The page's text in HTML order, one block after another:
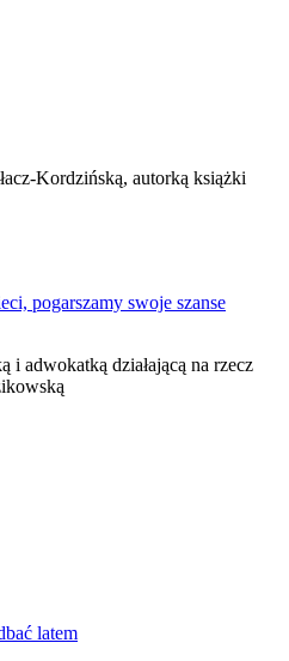
Kordzińską, autorką książki
pogarszamy swoje szanse
i adwokatką działającą na rzecz
latem